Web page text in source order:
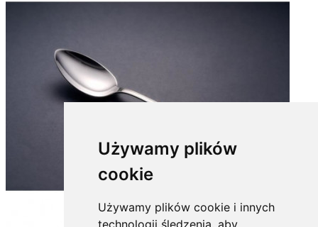
Używamy plików
cookie
Używamy plików cookie i innych
technologii śledzenia, aby